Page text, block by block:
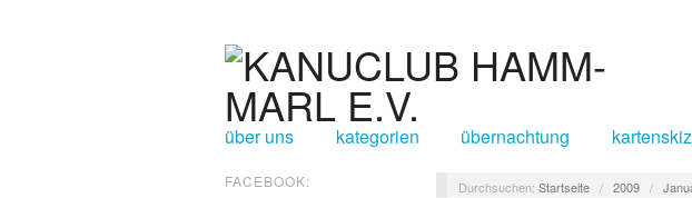
über uns kategorien übernachtung
FACEBOOK:
Durchsuchen: Startseite / 2009 /